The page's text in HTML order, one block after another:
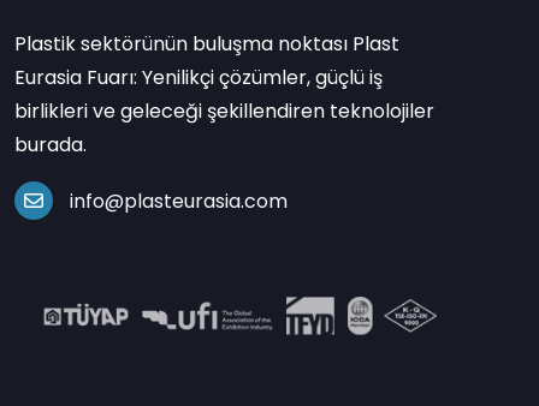
Plastik sektörünün buluşma noktası Plast
Eurasia Fuarı: Yenilikçi çözümler, güçlü iş
birlikleri ve geleceği şekillendiren teknolojiler
burada.
info@plasteurasia.com